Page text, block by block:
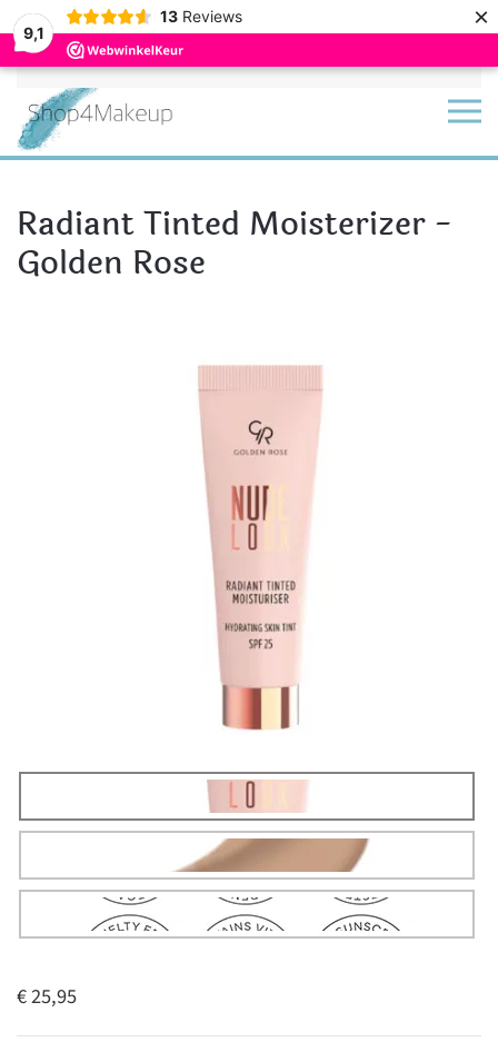
9,1
13 Reviews ×
Terug naar hoofdinhoud
Radiant Tinted Moisterizer -
Golden Rose
€ 25,95